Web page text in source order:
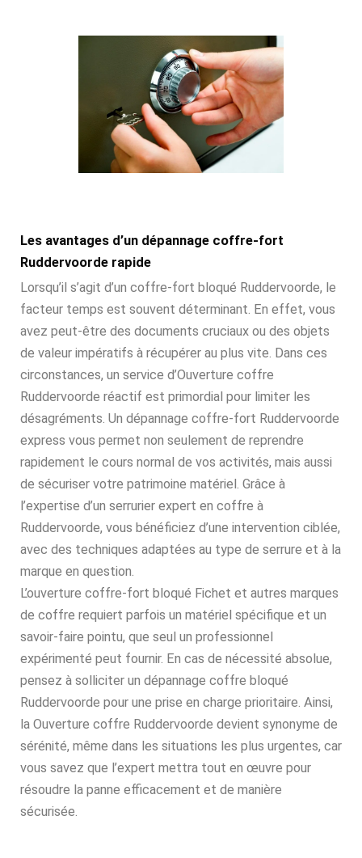
Les avantages d’un dépannage coffre-fort
Ruddervoorde rapide
Lorsqu’il s’agit d’un coffre-fort bloqué Ruddervoorde, le
facteur temps est souvent déterminant. En effet, vous
avez peut-être des documents cruciaux ou des objets
de valeur impératifs à récupérer au plus vite. Dans ces
circonstances, un service d’Ouverture coffre
Ruddervoorde réactif est primordial pour limiter les
désagréments. Un dépannage coffre-fort Ruddervoorde
express vous permet non seulement de reprendre
rapidement le cours normal de vos activités, mais aussi
de sécuriser votre patrimoine matériel. Grâce à
l’expertise d’un serrurier expert en coffre à
Ruddervoorde, vous bénéficiez d’une intervention ciblée,
avec des techniques adaptées au type de serrure et à la
marque en question.
L’ouverture coffre-fort bloqué Fichet et autres marques
de coffre requiert parfois un matériel spécifique et un
savoir-faire pointu, que seul un professionnel
expérimenté peut fournir. En cas de nécessité absolue,
pensez à solliciter un dépannage coffre bloqué
Ruddervoorde pour une prise en charge prioritaire. Ainsi,
la Ouverture coffre Ruddervoorde devient synonyme de
sérénité, même dans les situations les plus urgentes, car
vous savez que l’expert mettra tout en œuvre pour
résoudre la panne efficacement et de manière
sécurisée.